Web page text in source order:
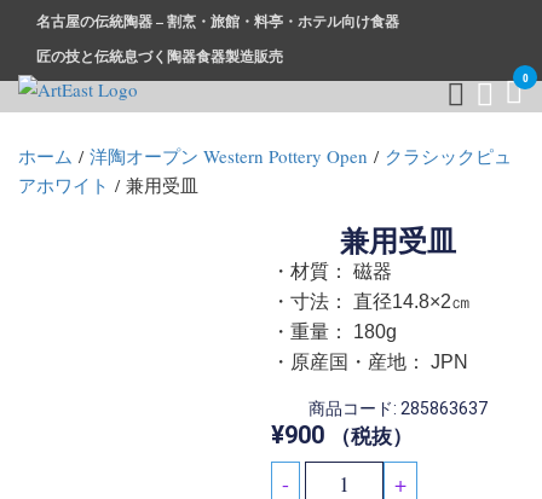
名古屋の伝統陶器 – 割烹・旅館・料亭・ホテル向け食器
匠の技と伝統息づく陶器食器製造販売
和食器・洋食器通販｜割烹・旅館・料亭・ホテル等業務用卸販
売
業務用から個人用まで、おしゃれでかわいい和食器・洋食器は
まとめ買いがお得です。
0
ホーム / 洋陶オープン Western Pottery Open / クラシックピュ
アホワイト / 兼用受皿
兼用受皿
・材質： 磁器
・寸法： 直径14.8×2㎝
・重量： 180g
・原産国・産地： JPN
商品コード: 285863637
¥900 （税抜）
- +